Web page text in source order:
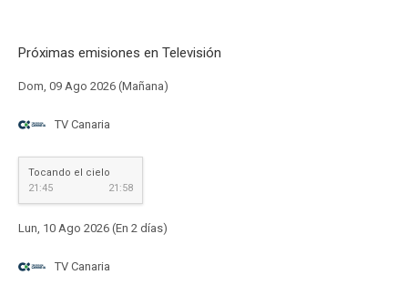
Próximas emisiones en Televisión
Dom, 09 Ago 2026 (Mañana)
TV Canaria
Tocando el cielo
21:45
21:58
Lun, 10 Ago 2026 (En 2 días)
TV Canaria